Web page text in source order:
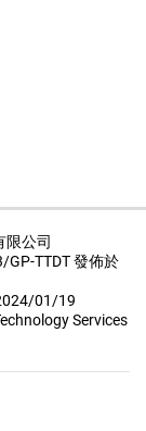
限公司
GP-TTDT 發佈於
01/19
Services